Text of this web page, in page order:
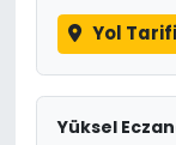
Yol
Yüksel